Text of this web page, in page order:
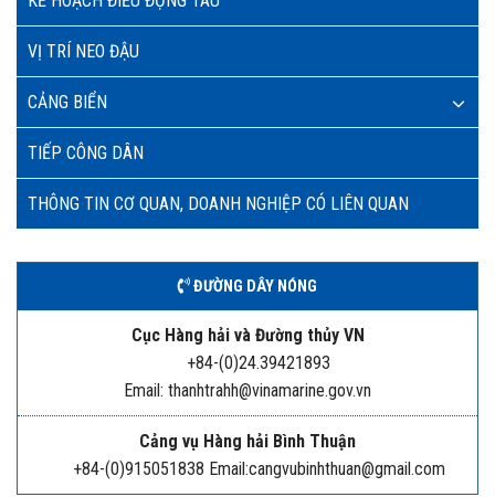
VỊ TRÍ NEO ĐẬU
CẢNG BIỂN
TIẾP CÔNG DÂN
THÔNG TIN CƠ QUAN, DOANH NGHIỆP CÓ LIÊN QUAN
ĐƯỜNG DÂY NÓNG
Cục Hàng hải và Đường thủy VN
+84-(0)24.39421893
Email: thanhtrahh@vinamarine.gov.vn
Cảng vụ Hàng hải Bình Thuận
+84-(0)915051838 Email:cangvubinhthuan@gmail.com